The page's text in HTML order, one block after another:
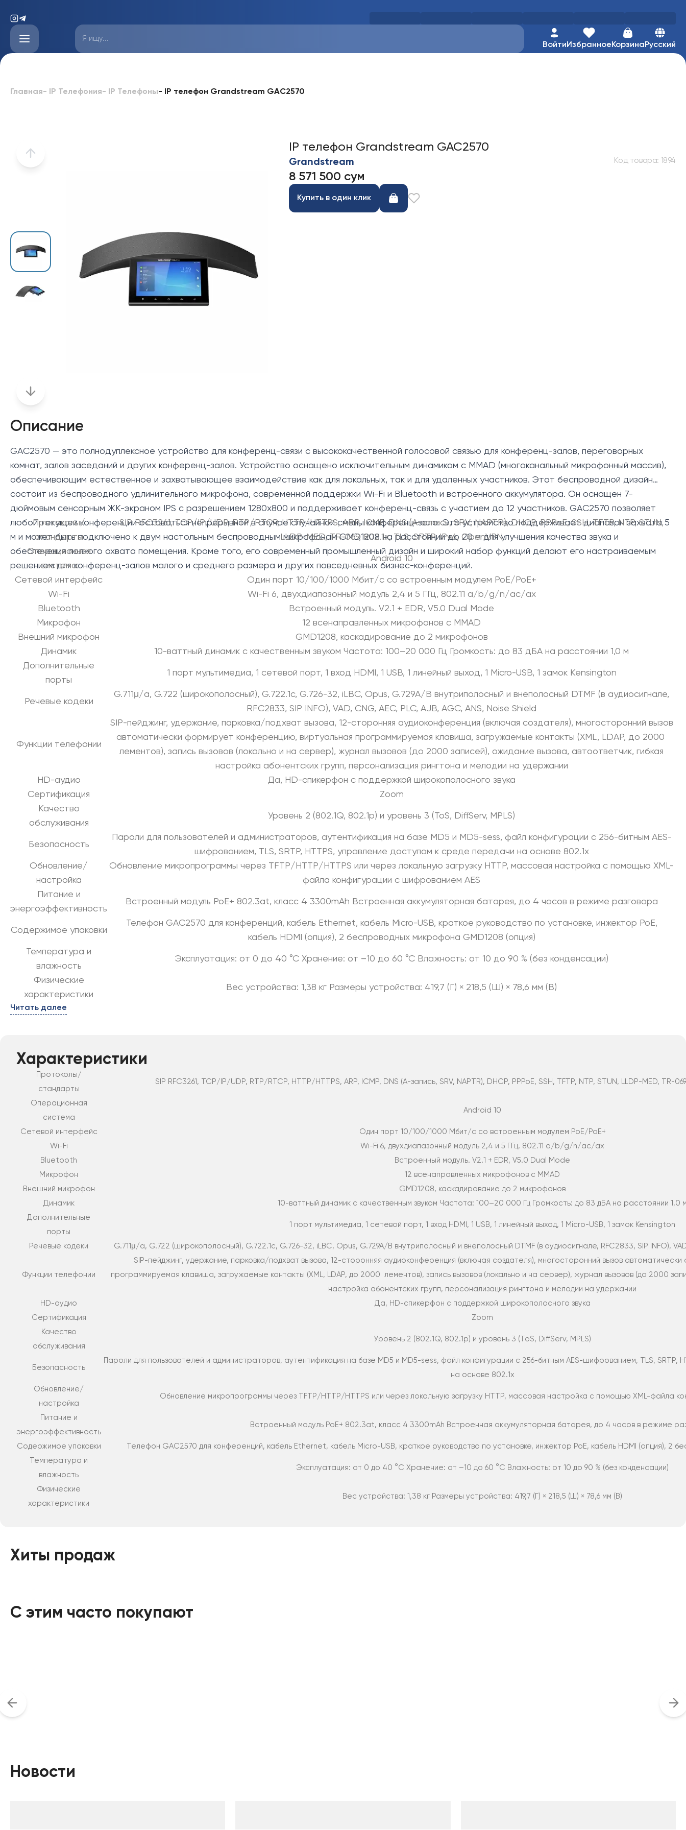
ВойтиИзбранноеКорзинаРусский
Главная- IP Телефония- IP Телефоны- IP телефон Grandstream GAC2570
IP телефон Grandstream GAC2570
Grandstream Код товара: 1894
8 571 500 сум
Купить в один клик
Описание
GAC2570 — это полнодуплексное устройство для конференц-связи с высококачественной голосовой связью для конференц-залов, переговорных
комнат, залов заседаний и других конференц-залов. Устройство оснащено исключительным динамиком с MMAD (многоканальный микрофонный массив),
обеспечивающим естественное и захватывающее взаимодействие как для локальных, так и для удаленных участников. Этот беспроводной дизайн
состоит из беспроводного удлинительного микрофона, современной поддержки Wi-Fi и Bluetooth и встроенного аккумулятора. Он оснащен 7-
дюймовым сенсорным ЖК-экраном IPS с разрешением 1280x800 и поддерживает конференц-связь с участием до 12 участников. GAC2570 позволяет
любой текущей конференции оставаться непрерывной в случае случайной смены конференц-зала. Это устройство поддерживает диапазон захвата 5
м и может быть подключено к двум настольным беспроводным микрофонам GMD1208 на расстоянии до 20 м для улучшения качества звука и
обеспечения полного охвата помещения. Кроме того, его современный промышленный дизайн и широкий набор функций делают его настраиваемым
решением для конференц-залов малого и среднего размера и других повседневных бизнес-конференций.
Протоколы/
стандарты
SIP RFC3261, TCP/IP/UDP, RTP/RTCP, HTTP/HTTPS, ARP, ICMP, DNS (A-запись, SRV, NAPTR), DHCP, PPPoE, SSH, TFTP, NTP, STUN,
LLDP-MED, TR-069, 802.1x, TLS, SRTP, IPv6, OpenVPN
Операционная
система
Android 10
Сетевой интерфейс
Один порт 10/100/1000 Мбит/с со встроенным модулем PoE/PoE+
Wi-Fi
Wi-Fi 6, двухдиапазонный модуль 2,4 и 5 ГГц, 802.11 a/b/g/n/ac/ax
Bluetooth
Встроенный модуль. V2.1 + EDR, V5.0 Dual Mode
Микрофон
12 всенаправленных микрофонов с MMAD
Внешний микрофон
GMD1208, каскадирование до 2 микрофонов
Динамик
10-ваттный динамик с качественным звуком Частота: 100–20 000 Гц Громкость: до 83 дБА на расстоянии 1,0 м
Дополнительные
порты
1 порт мультимедиа, 1 сетевой порт, 1 вход HDMI, 1 USB, 1 линейный выход, 1 Micro-USB, 1 замок Kensington
Речевые кодеки
G.711μ/a, G.722 (широкополосный), G.722.1c, G.726-32, iLBC, Opus, G.729A/B внутриполосный и внеполосный DTMF (в аудиосигнале,
RFC2833, SIP INFO), VAD, CNG, AEC, PLC, AJB, AGC, ANS, Noise Shield
Функции телефонии
SIP-пейджинг, удержание, парковка/подхват вызова, 12-сторонняя аудиоконференция (включая создателя), многосторонний вызов
автоматически формирует конференцию, виртуальная программируемая клавиша, загружаемые контакты (XML, LDAP, до 2000
лементов), запись вызовов (локально и на сервер), журнал вызовов (до 2000 записей), ожидание вызова, автоответчик, гибкая
настройка абонентских групп, персонализация рингтона и мелодии на удержании
HD-аудио
Да, HD-спикерфон с поддержкой широкополосного звука
Сертификация
Zoom
Качество
обслуживания
Уровень 2 (802.1Q, 802.1p) и уровень 3 (ToS, DiffServ, MPLS)
Безопасность
Пароли для пользователей и администраторов, аутентификация на базе MD5 и MD5-sess, файл конфигурации с 256-битным AES-
шифрованием, TLS, SRTP, HTTPS, управление доступом к среде передачи на основе 802.1x
Обновление/
настройка
Обновление микропрограммы через TFTP/HTTP/HTTPS или через локальную загрузку HTTP, массовая настройка с помощью XML-
файла конфигурации с шифрованием AES
Питание и
энергоэффективность
Встроенный модуль PoE+ 802.3at, класс 4 3300mAh Встроенная аккумуляторная батарея, до 4 часов в режиме разговора
Содержимое упаковки
Телефон GAC2570 для конференций, кабель Ethernet, кабель Micro-USB, краткое руководство по установке, инжектор PoE,
кабель HDMI (опция), 2 беспроводных микрофона GMD1208 (опция)
Температура и
влажность
Эксплуатация: от 0 до 40 °C Хранение: от –10 до 60 °C Влажность: от 10 до 90 % (без конденсации)
Физические
характеристики
Вес устройства: 1,38 кг Размеры устройства: 419,7 (Г) × 218,5 (Ш) × 78,6 мм (В)
Читать далее
Характеристики
Протоколы/
стандарты
SIP RFC3261, TCP/IP/UDP, RTP/RTCP, HTTP/HTTPS, ARP, ICMP, DNS (A-запись, SRV, NAPTR), DHCP, PPPoE, SSH, TFTP, NTP, STUN, LLDP-MED, TR-
Операционная
система
Android 10
Сетевой интерфейс
Один порт 10/100/1000 Мбит/с со встроенным модулем PoE/PoE+
Wi-Fi
Wi-Fi 6, двухдиапазонный модуль 2,4 и 5 ГГц, 802.11 a/b/g/n/ac/ax
Bluetooth
Встроенный модуль. V2.1 + EDR, V5.0 Dual Mode
Микрофон
12 всенаправленных микрофонов с MMAD
Внешний микрофон
GMD1208, каскадирование до 2 микрофонов
Динамик
10-ваттный динамик с качественным звуком Частота: 100–20 000 Гц Громкость: до 83 дБА на расстоянии 1,0
Дополнительные
порты
1 порт мультимедиа, 1 сетевой порт, 1 вход HDMI, 1 USB, 1 линейный выход, 1 Micro-USB, 1 замок Kensington
Речевые кодеки G.711μ/a, G.722 (широкополосный), G.722.1c, G.726-32, iLBC, Opus, G.729A/B внутриполосный и внеполосный DTMF (в аудиосигнале, RFC2833, SIP INFO),
Функции телефонии
SIP-пейджинг, удержание, парковка/подхват вызова, 12-сторонняя аудиоконференция (включая создателя), многосторонний вызов
программируемая клавиша, загружаемые контакты (XML, LDAP, до 2000 лементов), запись вызовов (локально и на сервер), журнал вызовов (до 2000
настройка абонентских групп, персонализация рингтона и мелодии на удержании
HD-аудио
Да, HD-спикерфон с поддержкой широкополосного звука
Сертификация
Zoom
Качество
обслуживания
Уровень 2 (802.1Q, 802.1p) и уровень 3 (ToS, DiffServ, MPLS)
Безопасность
Пароли для пользователей и администраторов, аутентификация на базе MD5 и MD5-sess, файл конфигурации с 256-битным AES-шифрованием, TLS,
на основе 802.1x
Обновление/
настройка
Обновление микропрограммы через TFTP/HTTP/HTTPS или через локальную загрузку HTTP, массовая настройка с помощью XML-файла
Питание и
энергоэффективность
Встроенный модуль PoE+ 802.3at, класс 4 3300mAh Встроенная аккумуляторная батарея, до 4 часов в режиме
Содержимое упаковки
Телефон GAC2570 для конференций, кабель Ethernet, кабель Micro-USB, краткое руководство по установке, инжектор PoE, кабель HDMI (опция), 2
Температура и
влажность
Эксплуатация: от 0 до 40 °C Хранение: от –10 до 60 °C Влажность: от 10 до 90 % (без конденсации)
Физические
характеристики
Вес устройства: 1,38 кг Размеры устройства: 419,7 (Г) × 218,5 (Ш) × 78,6 мм (В)
Хиты продаж
С этим часто покупают
Новости